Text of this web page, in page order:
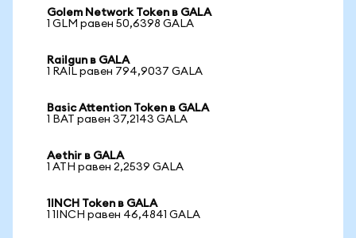
Golem Network Token в GALA
1 GLM равен 50,6398 GALA
Railgun в GALA
1 RAIL равен 794,9037 GALA
Basic Attention Token в GALA
1 BAT равен 37,2143 GALA
Aethir в GALA
1 ATH равен 2,2539 GALA
1INCH Token в GALA
1 1INCH равен 46,4841 GALA